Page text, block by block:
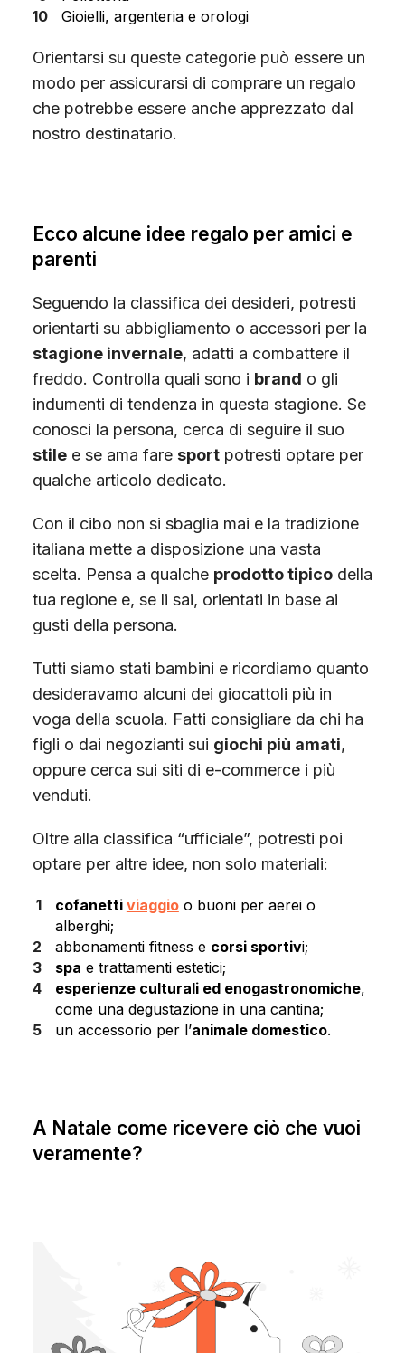
Gioielli, argenteria e orologi
Orientarsi su queste categorie può essere un
modo per assicurarsi di comprare un regalo
che potrebbe essere anche apprezzato dal
nostro destinatario.
Ecco alcune idee regalo per amici e
parenti
Seguendo la classifica dei desideri, potresti
orientarti su abbigliamento o accessori per la
stagione invernale, adatti a combattere il
freddo. Controlla quali sono i brand o gli
indumenti di tendenza in questa stagione. Se
conosci la persona, cerca di seguire il suo
stilee se ama fare sportpotresti optare per
qualche articolo dedicato.
Con il cibo non si sbaglia mai e la tradizione
italiana mette a disposizione una vasta
scelta. Pensa a qualche prodotto tipicodella
tua regione e, se li sai, orientati in base ai
gusti della persona.
Tutti siamo stati bambini e ricordiamo quanto
desideravamo alcuni dei giocattoli più in
voga della scuola. Fatti consigliare da chi ha
figli o dai negozianti sui giochi più amati,
oppure cerca sui siti di e-commerce i più
venduti.
Oltre alla classifica “ufficiale”, potresti poi
optare per altre idee, non solo materiali:
cofanetti viaggioo buoni per aerei o
alberghi;
abbonamenti fitness e corsi sportivi;
spa e trattamenti estetici;
esperienze culturali ed enogastronomiche,
come una degustazione in una cantina;
un accessorio per l’animale domestico.
A Natale come ricevere ciò che vuoi
veramente?